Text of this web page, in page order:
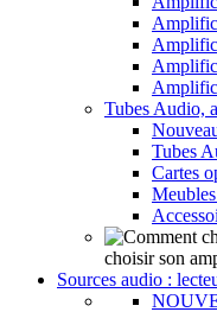
Tubes Audio,
Tubes
Cartes
choisir son
Sources audio :